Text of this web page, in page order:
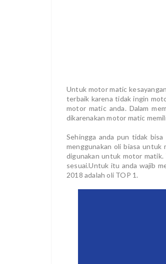
Untuk motor matic
terbaik karena tidak ingin
motor matic anda. Dalam
dikarenakan motor matic
Sehingga anda pun tidak
menggunakan oli biasa
digunakan untuk motor
sesuai.Untuk itu anda wajib
2018 adalah oli TOP 1.